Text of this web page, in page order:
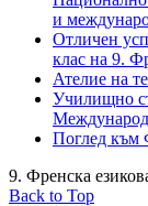
и
Отличен
клас на 9.
Ателие на
Училищно
Поглед към
9. Френска
Back to Top